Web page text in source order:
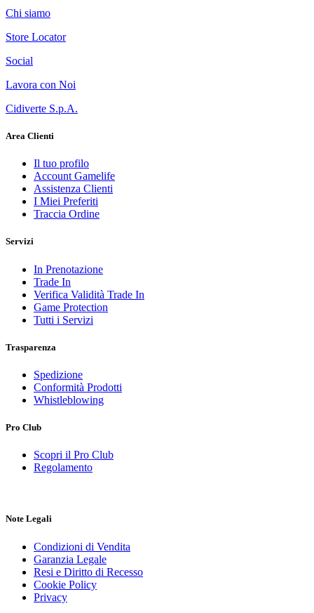
Chi siamo
Store Locator
Social
Lavora con Noi
Cidiverte S.p.A.
Area Clienti
Il tuo profilo
Account Gamelife
Assistenza Clienti
I Miei Preferiti
Traccia Ordine
Servizi
In Prenotazione
Trade In
Verifica Validità Trade In
Game Protection
Tutti i Servizi
Trasparenza
Spedizione
Conformità Prodotti
Whistleblowing
Pro Club
Scopri il Pro Club
Regolamento
Note Legali
Condizioni di Vendita
Garanzia Legale
Resi e Diritto di Recesso
Cookie Policy
Privacy